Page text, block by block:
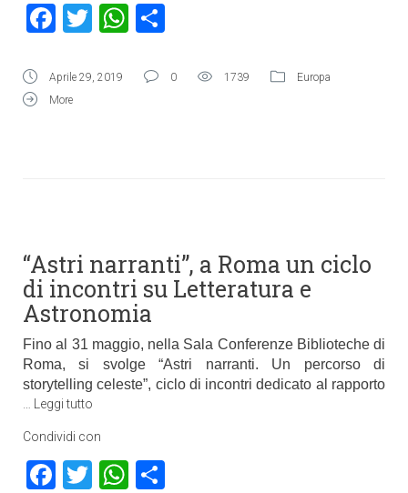
Facebook
TwitterWhatsApp
Aprile 29, 2019 0 1739
Europa
More
“Astri narranti”, a Roma un ciclo
di incontri su Letteratura e
Astronomia
Fino al 31 maggio, nella Sala Conferenze Biblioteche di
Roma, si svolge “Astri narranti. Un percorso di
storytelling celeste”, ciclo di incontri dedicato al rapporto
Leggi tutto
Condividi con
Facebook
TwitterWhatsApp